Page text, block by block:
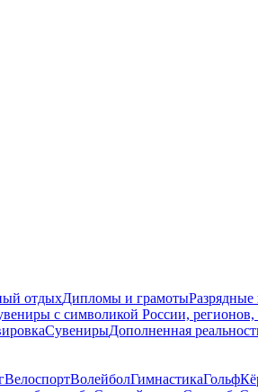
отдыхДипломы и грамоты
с символикой России, регионов,
СувенирыДополненная
ВелоспортВолейболГимнастикаГольф